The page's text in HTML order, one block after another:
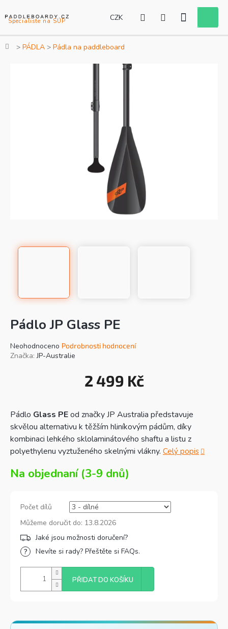
na
obsah
CZK
košík
Domů
PÁDLA Pádla na paddleboard
Pádlo JP Glass PE
Průměrné
hodnocení
hvězdiček.
Neohodnoceno Podrobnosti hodnocení
Značka:JP-Australie
2 499 Kč
Na objednaní (3-9 dnů)
Počet dílů
Můžeme doručit do: 13.8.2026
Nevíte si rady? Přeštěte si FAQs.
PŘIDAT DO KOŠÍKU
Pádlo Glass PEod značky JP Australia představuje
skvělou alternativu k těžším hliníkovým pádům, díky
kombinaci lehkého sklolaminátového shaftu a listu z
polyethylenu vyztuženého skelnými vlákny. Celý popis